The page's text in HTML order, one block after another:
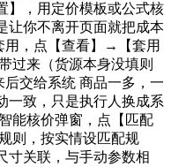
】，用定价模板或公式核
让你不离开页面就把成本
用，点【查看】→【套用
过来（货源本身没填则
交给系统 商品一多，一
一致，只是执行人换成系
能核价弹窗，点【匹配
则，按实情设匹配规
寸关联，与手动参数相